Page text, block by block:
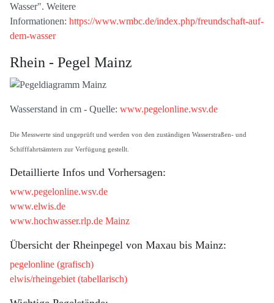
Wasser". Weitere
Informationen: https://www.wmbc.de/index.php/freundschaft-auf-
dem-wasser
Rhein - Pegel Mainz
Wasserstand in cm - Quelle: www.pegelonline.wsv.de
Die Messwerte sind ungeprüft und werden von den zuständigen Wasserstraßen- und
Schifffahrtsämtern zur Verfügung gestellt.
Detaillierte Infos und Vorhersagen:
www.pegelonline.wsv.de
www.elwis.de
www.hochwasser.rlp.de Mainz
Übersicht der Rheinpegel von Maxau bis Mainz:
pegelonline (grafisch)
elwis/rheingebiet (tabellarisch)